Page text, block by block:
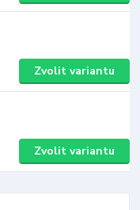
Zvolit variantu
Zvolit variantu